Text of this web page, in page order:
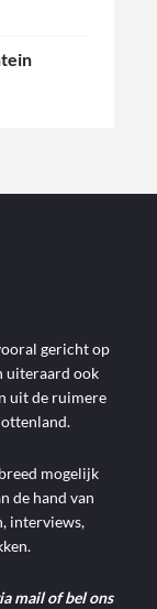
gericht op
uiteraard ook
uit de ruimere
mogelijk
de hand van
interviews,
mail of bel ons